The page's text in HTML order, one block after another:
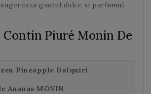
gustul dulce si parfumul
Contin Piuré Monin De
Pineapple Daïquiri
Ananas MONIN